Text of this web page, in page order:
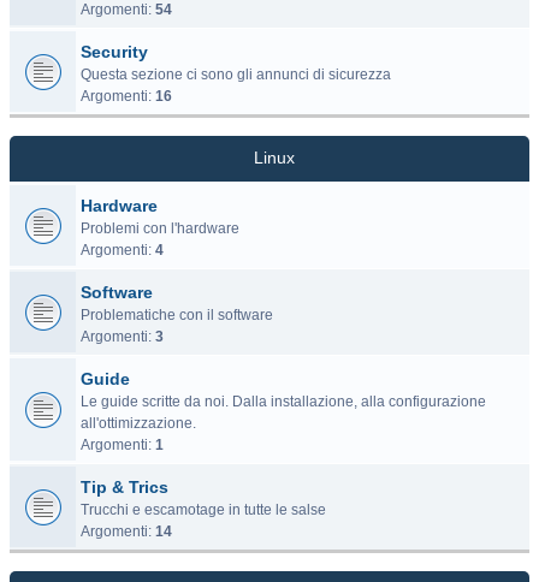
Argomenti: 54
Security
Questa sezione ci sono gli annunci di sicurezza
Argomenti: 16
Linux
Hardware
Problemi con l'hardware
Argomenti: 4
Software
Problematiche con il software
Argomenti: 3
Guide
Le guide scritte da noi. Dalla installazione, alla configurazione
all'ottimizzazione.
Argomenti: 1
Tip & Trics
Trucchi e escamotage in tutte le salse
Argomenti: 14